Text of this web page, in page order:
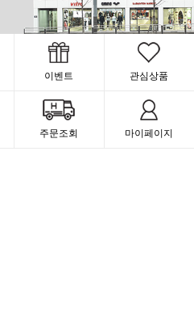
이벤트 관심상품
주문조회 마이페이지